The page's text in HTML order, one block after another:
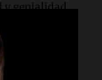
y genialidad
música y
buscará